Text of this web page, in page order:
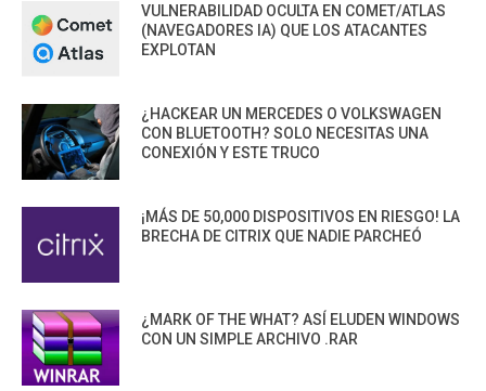
VULNERABILIDAD OCULTA EN COMET/ATLAS
(NAVEGADORES IA) QUE LOS ATACANTES
EXPLOTAN
¿HACKEAR UN MERCEDES O VOLKSWAGEN
CON BLUETOOTH? SOLO NECESITAS UNA
CONEXIÓN Y ESTE TRUCO
¡MÁS DE 50,000 DISPOSITIVOS EN RIESGO! LA
BRECHA DE CITRIX QUE NADIE PARCHEÓ
¿MARK OF THE WHAT? ASÍ ELUDEN WINDOWS
CON UN SIMPLE ARCHIVO .RAR